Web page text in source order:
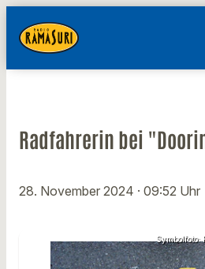
Radfahrerin bei
28. November 2024 · 09:52 Uhr
Symbolfoto: